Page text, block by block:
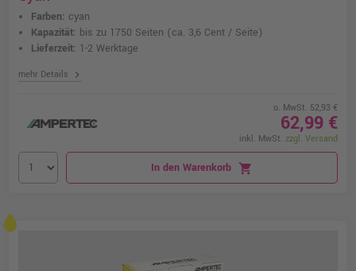
Farben: cyan
Kapazität: bis zu 1750 Seiten (ca. 3,6 Cent / Seite)
Lieferzeit: 1-2 Werktage
mehr Details chevron_right
o. MwSt. 52,93 €
62,99 €
inkl. MwSt. zzgl. Versand
In den Warenkorb shopping_cart